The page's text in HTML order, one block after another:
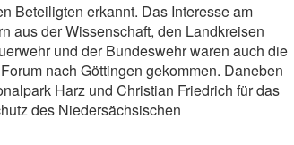
Beteiligten erkannt. Das Interesse am
aus der Wissenschaft, den Landkreisen
und der Bundeswehr waren auch die
nach Göttingen gekommen. Daneben
Harz und Christian Friedrich für das
des Niedersächsischen